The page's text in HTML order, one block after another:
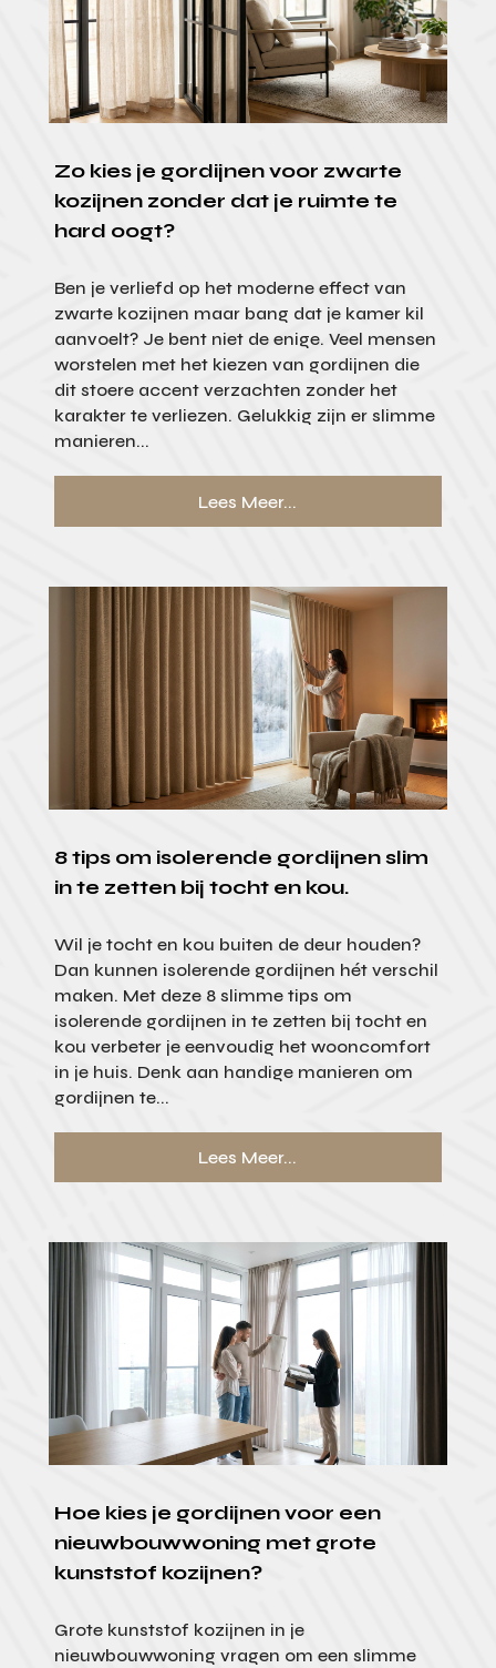
Zo kies je gordijnen voor zwarte
kozijnen zonder dat je ruimte te
hard oogt?
Ben je verliefd op het moderne effect van
zwarte kozijnen maar bang dat je kamer kil
aanvoelt? Je bent niet de enige. Veel mensen
worstelen met het kiezen van gordijnen die
dit stoere accent verzachten zonder het
karakter te verliezen. Gelukkig zijn er slimme
manieren...
Lees Meer...
8 tips om isolerende gordijnen slim
in te zetten bij tocht en kou.
Wil je tocht en kou buiten de deur houden?
Dan kunnen isolerende gordijnen hét verschil
maken. Met deze 8 slimme tips om
isolerende gordijnen in te zetten bij tocht en
kou verbeter je eenvoudig het wooncomfort
in je huis. Denk aan handige manieren om
gordijnen te...
Lees Meer...
Hoe kies je gordijnen voor een
nieuwbouwwoning met grote
kunststof kozijnen?
Grote kunststof kozijnen in je
nieuwbouwwoning vragen om een slimme